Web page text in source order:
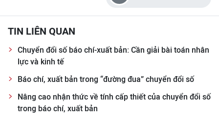
TIN LIÊN QUAN
Chuyển đổi số báo chí-xuất bản: Cần giải bài toán nhân
lực và kinh tế
Báo chí, xuất bản trong “đường đua” chuyển đổi số
Nâng cao nhận thức về tính cấp thiết của chuyển đổi số
trong báo chí, xuất bản